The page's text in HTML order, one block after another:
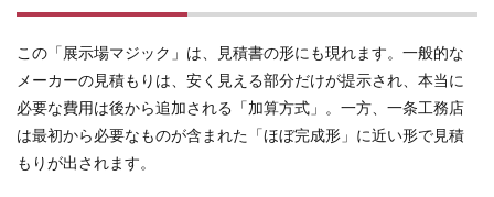
この「展示場マジック」は、見積書の形にも現れます。一般的な
メーカーの見積もりは、安く見える部分だけが提示され、本当に
必要な費用は後から追加される「加算方式」。一方、一条工務店
は最初から必要なものが含まれた「ほぼ完成形」に近い形で見積
もりが出されます。